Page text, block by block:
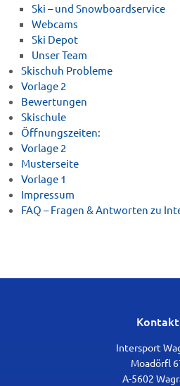
Ski – und Snowboardservice
Webcams
Ski Depot
Unser Team
Skischuh Probleme
Vorlage 2
Bewertungen
Skischule
Öffnungszeiten:
Vorlage 2
Musterseite
Vorlage 1
Impressum
FAQ – Fragen & Antworten zu
Kontakt
Intersport
Moadörfl
A-5602